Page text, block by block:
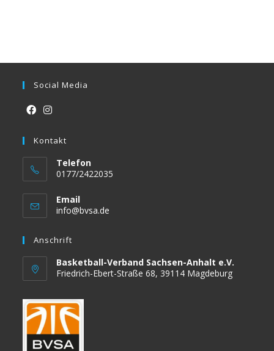
Social Media
a
new
in
a
new
Kontakt
Telefon
0177/2422035
Email
info@bvsa.de
Anschrift
Basketball-Verband Sachsen-Anhalt e.V.
Friedrich-Ebert-Straße 68, 39114 Magdeburg